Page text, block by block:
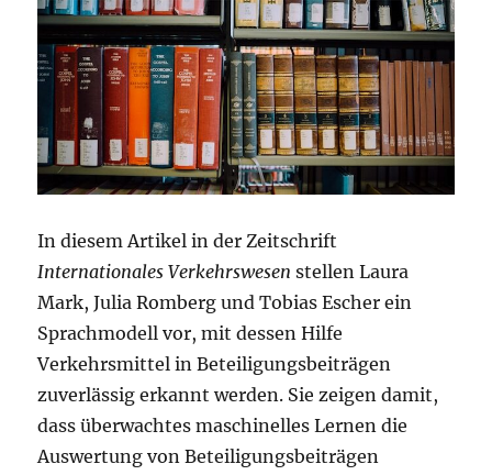
In diesem Artikel in der Zeitschrift
Internationales Verkehrswesenstellen Laura
Mark, Julia Romberg und Tobias Escher ein
Sprachmodell vor, mit dessen Hilfe
Verkehrsmittel in Beteiligungsbeiträgen
zuverlässig erkannt werden. Sie zeigen damit,
dass überwachtes maschinelles Lernen die
Auswertung von Beteiligungsbeiträgen